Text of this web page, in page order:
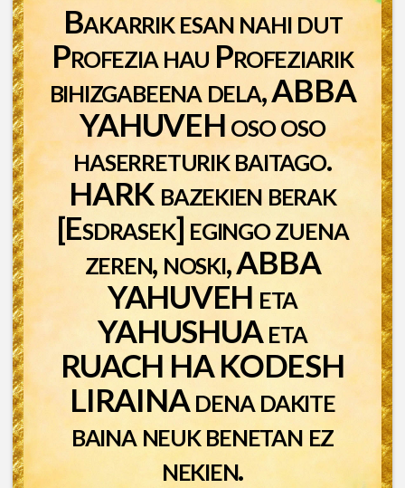
Bakarrik esan nahi dut
Profezia hau Profeziarik
bihizgabeena dela, ABBA
YAHUVEH oso oso
haserreturik baitago.
HARK bazekien berak
[Esdrasek] egingo zuena
zeren, noski, ABBA
YAHUVEH eta
YAHUSHUA eta
RUACH HA KODESH
LIRAINA dena dakite
baina neuk benetan ez
nekien.